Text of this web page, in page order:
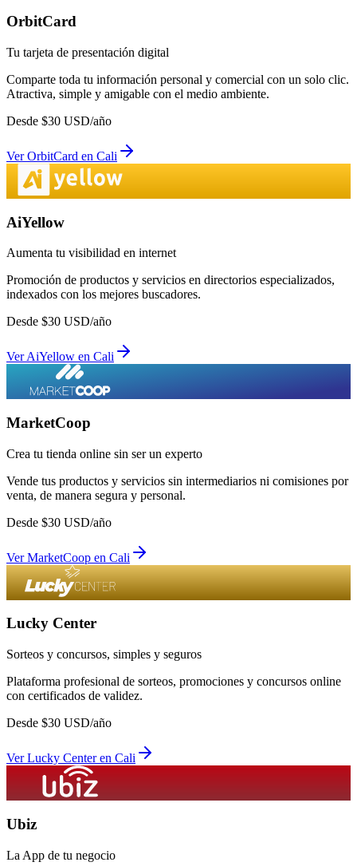
OrbitCard
Tu tarjeta de presentación digital
Comparte toda tu información personal y comercial con un solo clic.
Atractiva, simple y amigable con el medio ambiente.
Desde $30 USD/año
VerOrbitCard en Cali
AiYellow
Aumenta tu visibilidad en internet
Promoción de productos y servicios en directorios especializados,
indexados con los mejores buscadores.
Desde $30 USD/año
VerAiYellow en Cali
MarketCoop
Crea tu tienda online sin ser un experto
Vende tus productos y servicios sin intermediarios ni comisiones por
venta, de manera segura y personal.
Desde $30 USD/año
VerMarketCoop en Cali
Lucky Center
Sorteos y concursos, simples y seguros
Plataforma profesional de sorteos, promociones y concursos online
con certificados de validez.
Desde $30 USD/año
VerLucky Centeren Cali
Ubiz
La App de tu negocio